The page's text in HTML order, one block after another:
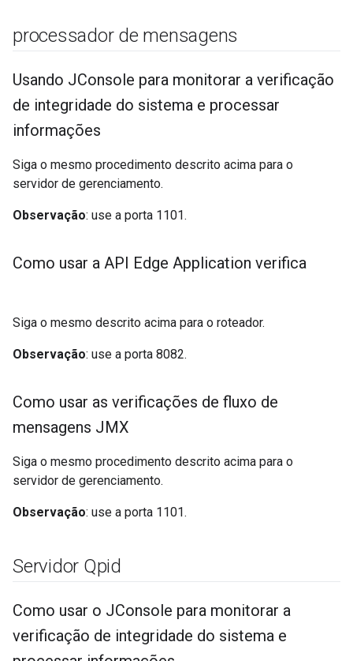
processador de mensagens
Usando JConsole para monitorar a verificação
de integridade do sistema e processar
informações
Siga o mesmo procedimento descrito acima para o
servidor de gerenciamento.
Observação: use a porta 1101.
Como usar a API Edge Application verifica
Siga o mesmo descrito acima para o roteador.
Observação: use a porta 8082.
Como usar as verificações de fluxo de
mensagens JMX
Siga o mesmo procedimento descrito acima para o
servidor de gerenciamento.
Observação: use a porta 1101.
Servidor Qpid
Como usar o JConsole para monitorar a
verificação de integridade do sistema e